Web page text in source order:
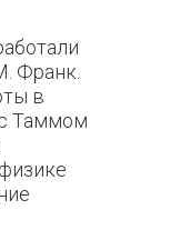
Франк.
в
Таммом